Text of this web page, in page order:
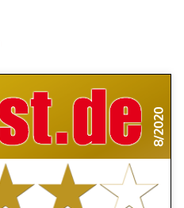
8/2020